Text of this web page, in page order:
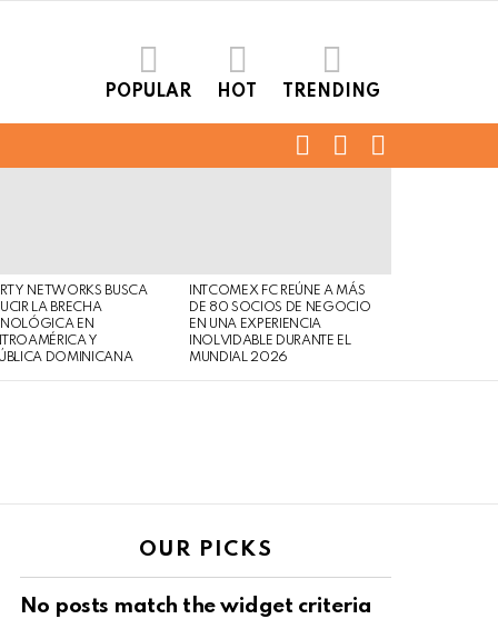
POPULAR HOT TRENDING
FOLLOWSEARCH
NETWORKS BUSCA
LA BRECHA
EN
Y
DOMINICANA
INTCOMEX FC REÚNE A MÁS
DE 80 SOCIOS DE NEGOCIO
EN UNA EXPERIENCIA
INOLVIDABLE DURANTE EL
MUNDIAL 2026
OUR PICKS
No posts match the widget criteria